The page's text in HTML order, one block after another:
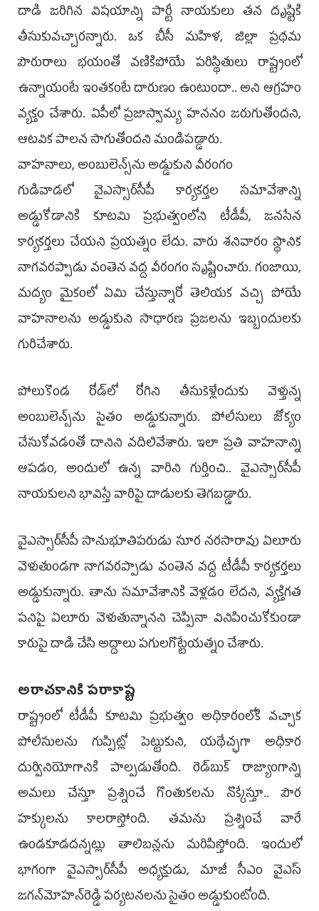
దాడి జరిగిన విషయాన్ని పార్టీ నాయకులు తన దృష్టికి
తీసుకువచ్చారన్నారు. ఒక బీసీ మహిళ, జిల్లా ప్రథమ
పౌరురాలు భయంతో వణికిపోయే పరిస్థితులు రాష్ట్రంలో
ఉన్నాయంటే ఇంతకంటే దారుణం ఉంటుందా.. అని ఆగ్రహం
వ్యక్తం చేశారు. ఏపీలో ప్రజాస్వామ్య హననం జరుగుతోందని,
ఆటవిక పాలన సాగుతోందని మండిపడ్డారు.
వాహనాలు, అంబులెన్స్‌ను అడ్డుకుని వీరంగం
గుడివాడలో వైఎస్సార్‌సీపీ కార్యకర్తల సమావేశాన్ని
అడ్డుకోడానికి కూటమి ప్రభుత్వంలోని టీడీపీ, జనసేన
కార్యకర్తలు చేయని ప్రయత్నం లేదు. వారు శనివారం స్థానిక
నాగవరప్పాడు వంతెన వద్ద వీరంగం సృష్టించారు. గంజాయి,
మద్యం మైకంలో ఏమి చేస్తున్నారో తెలియక వచ్చి పోయే
వాహనాలను అడ్డుకుని సాధారణ ప్రజలను ఇబ్బందులకు
గురిచేశారు.
పోలుకొండ రోడ్‌లో రోగిని తీసుకెళ్లేందుకు వెళ్తున్న
అంబులెన్స్‌ను సైతం అడ్డుకున్నారు. పోలీసులు జోక్యం
చేసుకోవడంతో దానిని వదిలివేశారు. ఇలా ప్రతి వాహనాన్ని
ఆపడం, అందులో ఉన్న వారిని గుర్తించి.. వైఎస్సార్‌సీపీ
నాయకులని భావిస్తే వారిపై దాడులకు తెగబడ్డారు.
వైఎస్సార్‌సీపీ సానుభూతిపరుడు సూర నరసారావు ఏలూరు
వెళుతుండగా నాగవరప్పాడు వంతెన వద్ద టీడీపీ కార్యకర్తలు
అడ్డుకున్నారు. తాను సమావేశానికి వెళ్లడం లేదని, వ్యక్తిగత
పనిపై ఏలూరు వెళుతున్నానని చెప్పినా వినిపించుకోకుండా
కారుపై దాడి చేసి అద్దాలు పగులగొట్టేయత్నం చేశారు.
అరాచకానికి పరాకాష్ట
రాష్ట్రంలో టీడీపీ కూటమి ప్రభుత్వం అధికారంలోకి వచ్చాక
పోలీసులను గుప్పిట్లో పెట్టుకుని, యథేచ్ఛగా అధికార
దుర్వినియోగానికి పాల్పడుతోంది. రెడ్‌బుక్‌ రాజ్యాంగాన్ని
అమలు చేస్తూ ప్రశ్నించే గొంతుకలను నొక్కేస్తూ.. పౌర
హక్కులను కాలరాస్తోంది. తమను ప్రశ్నించే వారే
ఉండకూడదన్నట్లు తాలిబన్లను మరిపిస్తోంది. ఇందులో
భాగంగా వైఎస్సార్‌సీపీ అధ్యక్షుడు, మాజీ సీఎం వైఎస్‌
జగన్‌మోహన్‌రెడ్డి పర్యటనలను సైతం అడ్డుకుంటోంది.